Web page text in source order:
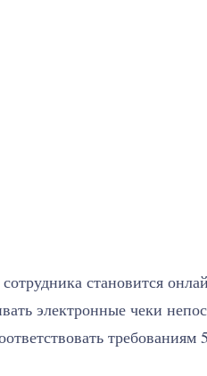
становится
электронные чеки